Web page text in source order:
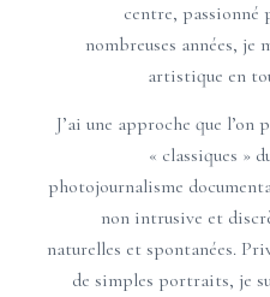
centre, passionné
nombreuses années,
artistique en
J’ai une approche que
« classiques »
photojournalisme
non intrusive et
naturelles et spontanées.
de simples portraits, je